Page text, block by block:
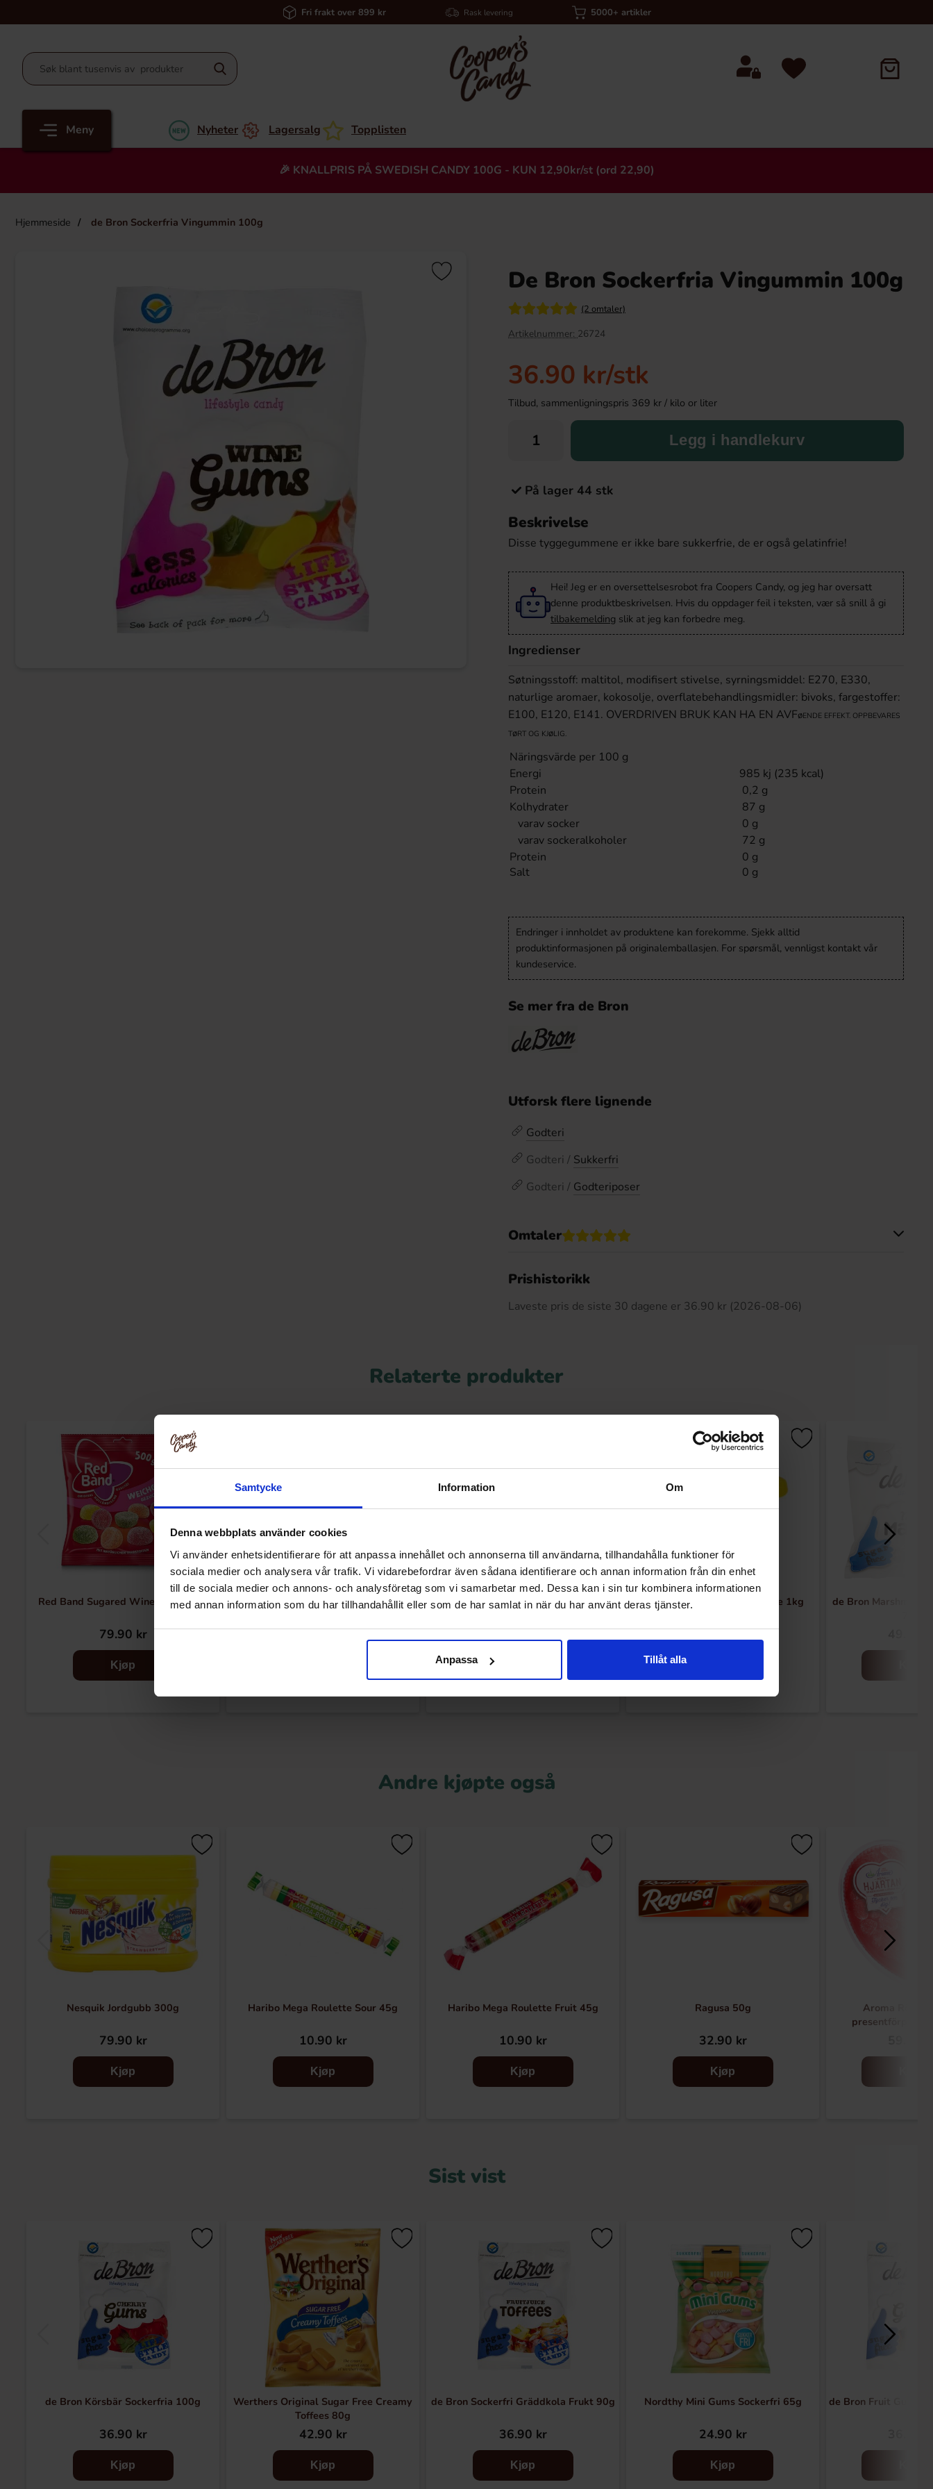
Samtycke Information Om
Denna webbplats använder cookies
Vi använder enhetsidentifierare för att anpassa innehållet och annonserna till användarna, tillhandahålla funktioner för
sociala medier och analysera vår trafik. Vi vidarebefordrar även sådana identifierare och annan information från din enhet
till de sociala medier och annons- och analysföretag som vi samarbetar med. Dessa kan i sin tur kombinera informationen
med annan information som du har tillhandahållit eller som de har samlat in när du har använt deras tjänster.
Anpassa Tillåt alla
Fri frakt over 899 kr Rask levering 5000+ artikler
Meny Nyheter Lagersalg Topplisten
🎉 KNALLPRIS PÅ SWEDISH CANDY 100G - KUN 12,90kr/st (ord 22,90)
Hjemmeside de Bron Sockerfria Vingummin 100g
Heading
Red Bull Green Drakfrukt 25cl
38.90 kr
Pändy Candy Sour Skulls 50g
26.90 kr
Köp
46.90 kr 34.90 kr 19.90 kr
Köp Köp
De Bron Sockerfria Vingummin 100g
(2 omtaler)
Artikelnummer: 26724
36.90 kr/stk
Tilbud, sammenligningspris 369 kr / kilo or liter
Legg i handlekurv
På lager 44 stk
Beskrivelse
Disse tyggegummene er ikke bare sukkerfrie, de er også gelatinfrie!
Hei! Jeg er en oversettelsesrobot fra Coopers Candy, og jeg har oversatt
denne produktbeskrivelsen. Hvis du oppdager feil i teksten, vær så snill å gi
tilbakemelding slik at jeg kan forbedre meg.
Ingredienser
Søtningsstoff: maltitol, modifisert stivelse, syrningsmiddel: E270, E330,
naturlige aromaer, kokosolje, overflatebehandlingsmidler: bivoks, fargestoffer:
E100, E120, E141. OVERDRIVEN BRUK KAN HA EN AVFøENDE EFFEKT. OPPBEVARES
TøRT OG KJøLIG.
Näringsvärde per 100 g
Energi
985 kj (235 kcal)
Protein
0,2 g
Kolhydrater
87 g
varav socker
0 g
varav sockeralkoholer
72 g
Protein
Salt
0 g
0 g
Endringer i innholdet av produktene kan forekomme. Sjekk alltid
produktinformasjonen på originalemballasjen. For spørsmål, vennligst kontakt vår
kundeservice.
Se mer fra de Bron
Utforsk flere lignende
Godteri
Godteri / Sukkerfri
Godteri / Godteriposer
Omtaler
Prishistorikk
Laveste pris de siste 30 dagene er 36.90 kr (2026-08-06)
Relaterte produkter
Red Band Sugared Winegums 500g
79.90 kr
Kjøp
Jake Jelly Mania Fried Eggs 100g
22.90 kr
Malaco ZOO Sour Foamy Monkey 115g
27.90 kr
De Bron Winegums Sugarfree 1kg
299.90 kr
de Bron
Andre kjøpte også
Nesquik Jordgubb 300g
79.90 kr
Kjøp
Haribo Mega Roulette Sour 45g
10.90 kr
Kjøp
Haribo Mega Roulette Fruit 45g
10.90 kr
Kjøp
Ragusa 50g
32.90 kr
Kjøp
Aroma Röda
Sist vist
de Bron Körsbär Sockerfria 100g
36.90 kr
Kjøp
Werthers Original Sugar Free Creamy
Toffees 80g
42.90 kr
Kjøp
de Bron Sockerfri Gräddkola Frukt 90g
36.90 kr
Kjøp
Nordthy Mini Gums Sockerfri 65g
24.90 kr
Kjøp
de Bron Fruit Gums